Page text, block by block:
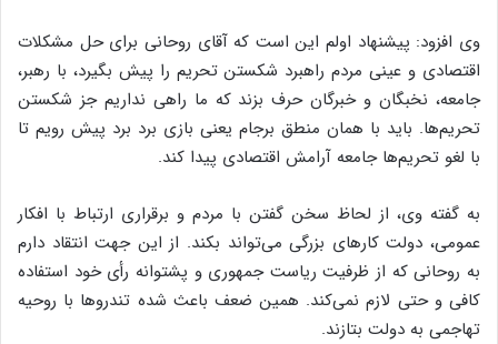
وی افزود: پیشنهاد اولم این است که آقای روحانی برای حل مشکلات
اقتصادی و عینی مردم راهبرد شکستن تحریم را پیش بگیرد، با رهبر،
جامعه، نخبگان و خبرگان حرف بزند که ما راهی نداریم جز شکستن
تحریم‌ها. باید با همان منطق برجام یعنی بازی برد برد پیش رویم تا
با لغو تحریم‌ها جامعه آرامش اقتصادی پیدا کند.
به گفته وی، از لحاظ سخن گفتن با مردم و برقراری ارتباط با افکار
عمومی، دولت کارهای بزرگی می‌تواند بکند. از این جهت انتقاد دارم
به روحانی که از ظرفیت ریاست جمهوری و پشتوانه رأی خود استفاده
کافی و حتی لازم نمی‌کند. همین ضعف باعث شده تندروها با روحیه
تهاجمی به دولت بتازند.